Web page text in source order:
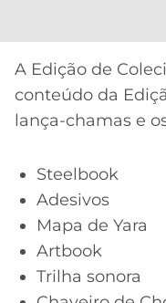
A Edição de
conteúdo da
lança-chamas e
Steelbook
Adesivos
Mapa de Yara
Artbook
Trilha sonora